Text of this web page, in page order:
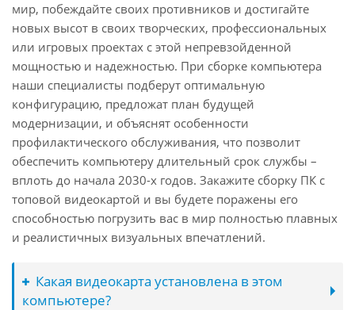
мир, побеждайте своих противников и достигайте
новых высот в своих творческих, профессиональных
или игровых проектах с этой непревзойденной
мощностью и надежностью. При сборке компьютера
наши специалисты подберут оптимальную
конфигурацию, предложат план будущей
модернизации, и объяснят особенности
профилактического обслуживания, что позволит
обеспечить компьютеру длительный срок службы –
вплоть до начала 2030-х годов. Закажите сборку ПК с
топовой видеокартой и вы будете поражены его
способностью погрузить вас в мир полностью плавных
и реалистичных визуальных впечатлений.
Какая видеокарта установлена в этом
компьютере?